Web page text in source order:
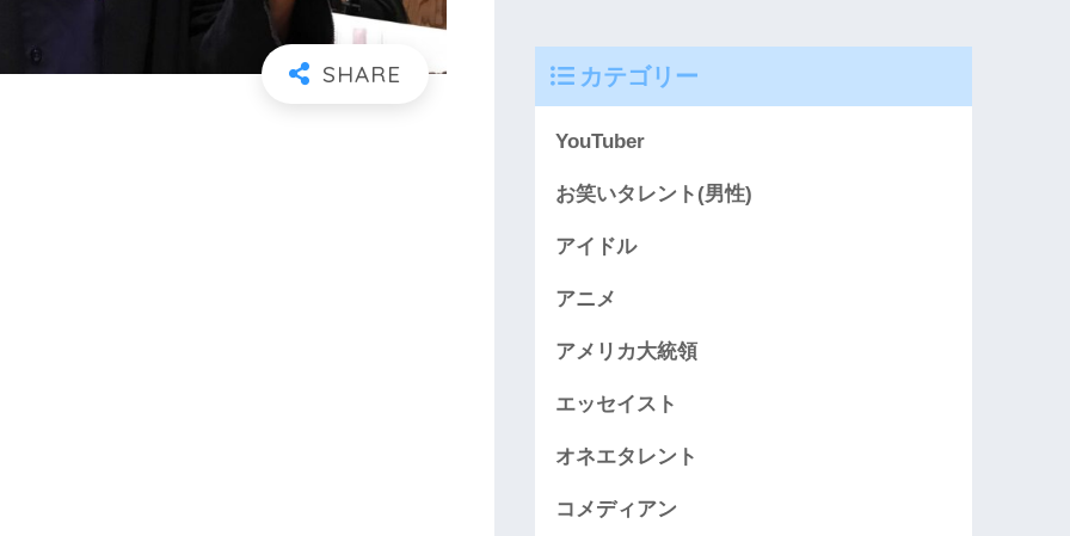
カテゴリー
YouTuber
お笑いタレント(男性)
アイドル
アニメ
アメリカ大統領
エッセイスト
オネエタレント
コメディアン